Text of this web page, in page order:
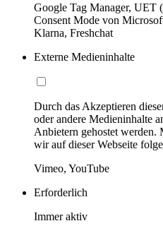
Google Tag Manager, UET
Consent Mode von
Klarna, Freshchat
Externe Medieninhalte
Durch das Akzeptieren
oder andere Medieninhalte
Anbietern gehostet
wir auf dieser Webseite
Vimeo, YouTube
Erforderlich
Immer aktiv